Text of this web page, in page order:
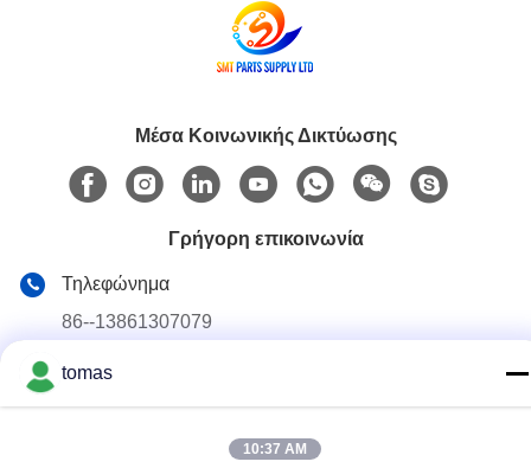
Μέσα Κοινωνικής Δικτύωσης
Γρήγορη επικοινωνία
Τηλεφώνημα
86--13861307079
E-mail
tomas@smtmachine-parts.com
tomas
10:37 AM